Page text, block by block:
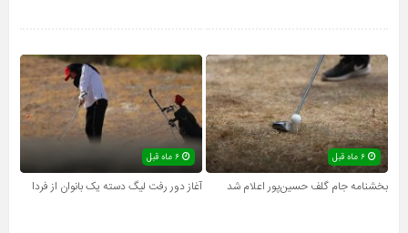
۶ ماه قبل
بخشنامه جام گلف حسین‌پور اعلام شد آغاز دور رفت لیگ دسته یک بانوان از فردا